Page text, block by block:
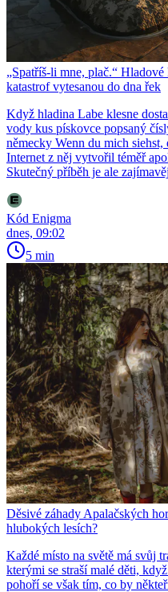
„Spatříš-li mne, plač.“
katastrof vytesanou do dna řek
Když hladina Labe klesne
vody kus pískovce popsaný
německy Wenn du mich
Internet z něj vytvořil téměř
Skutečný příběh je ale
Kód Enigma
dnes, 09:02
5 min
Děsivé záhady Apalačských
hlubokých lesích?
Každé místo na světě má svůj
kterými se straší malé děti,
pohoří se však tím, co by